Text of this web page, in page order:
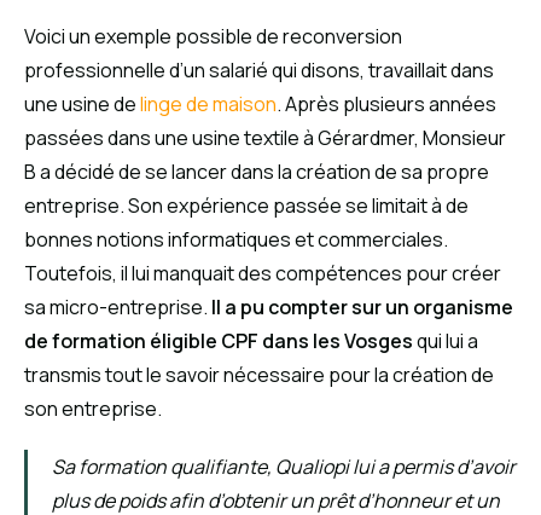
Voici un exemple possible de reconversion
professionnelle d’un salarié qui disons, travaillait dans
une usine delinge de maison. Après plusieurs années
passées dans une usine textile à Gérardmer, Monsieur
B a décidé de se lancer dans la création de sa propre
entreprise. Son expérience passée se limitait à de
bonnes notions informatiques et commerciales.
Toutefois, il lui manquait des compétences pour créer
sa micro-entreprise. Il a pu compter sur un organisme
de formation éligible CPF dans les Vosgesqui lui a
transmis tout le savoir nécessaire pour la création de
son entreprise.
Sa formation qualifiante, Qualiopi lui a permis d’avoir
plus de poids afin d’obtenir un prêt d’honneur et un